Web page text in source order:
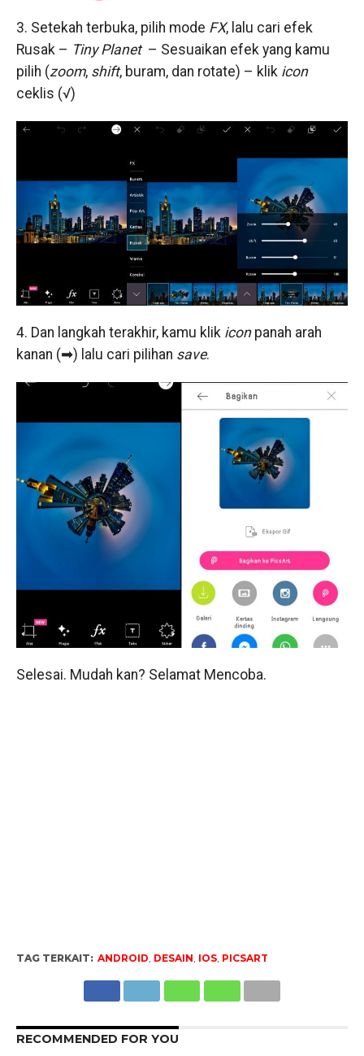
3. Setekah terbuka, pilih mode FX, lalu cari efek
Rusak – Tiny Planet– Sesuaikan efek yang kamu
pilih (zoom, shift, buram, dan rotate) – klik icon
ceklis (√)
4. Dan langkah terakhir, kamu klik iconpanah arah
kanan (➡) lalu cari pilihan save.
Selesai. Mudah kan? Selamat Mencoba.
TAG TERKAIT: ANDROID, DESAIN, IOS, PICSART
RECOMMENDED FOR YOU